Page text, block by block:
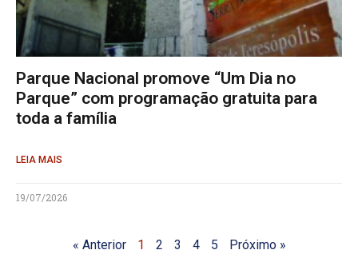
Parque Nacional promove “Um Dia no
Parque” com programação gratuita para
toda a família
LEIA MAIS
19/07/2026
« Anterior 1 2 3 4 5 Próximo »